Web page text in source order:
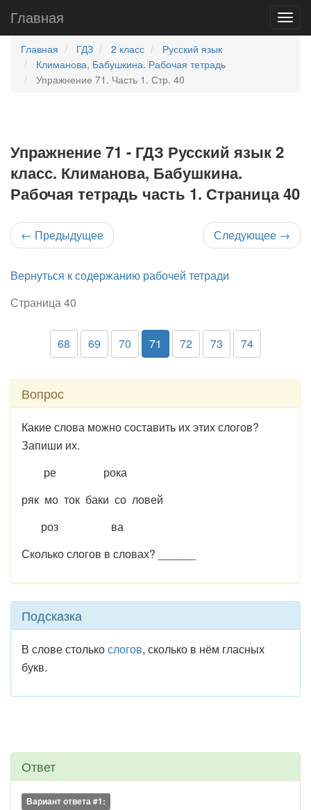
Главная
Главная ГДЗ 2 класс
Русский язык
Климанова, Бабушкина. Рабочая тетрадь
Упражнение 71. Часть 1. Стр. 40
Упражнение 71 - ГДЗ Русский язык 2
класс. Климанова, Бабушкина.
Рабочая тетрадь часть 1. Страница 40
← Предыдущее Следующее →
Вернуться к содержанию рабочей тетради
Страница 40
68 69 70 71 72 73 74
Вопрос
Какие слова можно составить их этих слогов?
Запиши их.
ре рока
ряк мо ток баки со ловей
роз ва
Сколько слогов в словах? ______
Подсказка
В слове столькослогов, сколько в нём гласных
букв.
Ответ
Вариант ответа #1: